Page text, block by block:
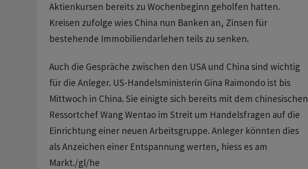
Aktienkursen bereits zu Wochenbeginn geholfen hatten.
Kreisen zufolge wies China nun Banken an, Zinsen für
bestehende Immobiliendarlehen teils zu senken.
Auch die Gespräche zwischen den USA und China sind wichtig
für die Anleger. US-Handelsministerin Gina Raimondo ist bis
Mittwoch in China. Sie einigte sich bereits mit dem chinesischen
Ressortchef Wang Wentao im Streit um Handelsfragen auf die
Einrichtung einer neuen Arbeitsgruppe. Anleger könnten dies
als Anzeichen einer Entspannung werten, hiess es am
Markt./gl/he